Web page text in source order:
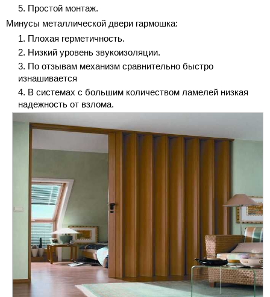
Простой монтаж.
Минусы металлической двери гармошка:
Плохая герметичность.
Низкий уровень звукоизоляции.
По отзывам механизм сравнительно быстро
изнашивается
В системах с большим количеством ламелей низкая
надежность от взлома.